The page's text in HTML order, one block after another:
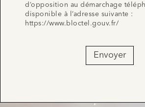
d’opposition au démarchage
disponible à l’adresse suivante :
https://www.bloctel.gouv.fr/
Envoyer